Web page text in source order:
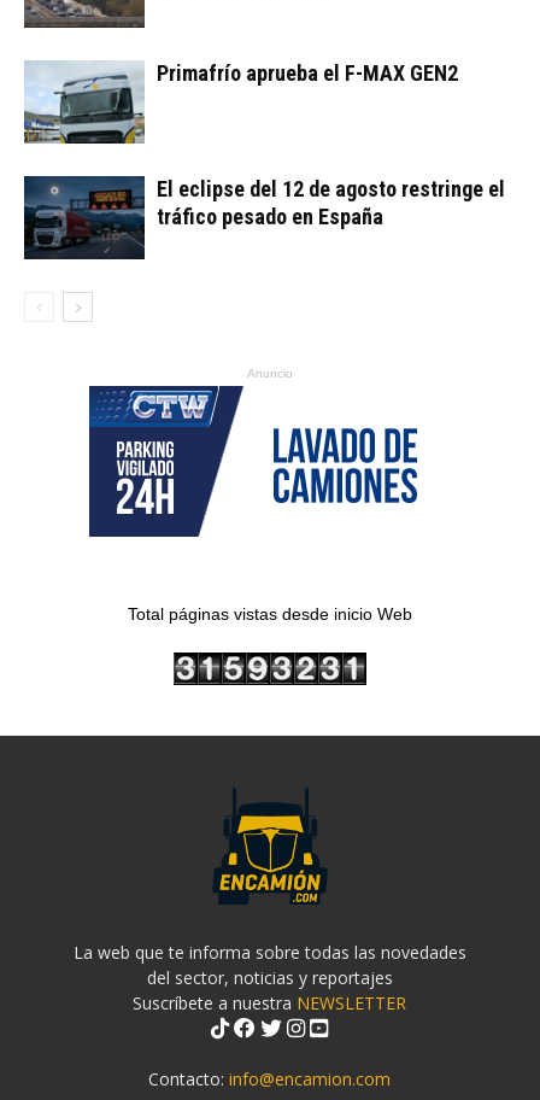
Primafrío aprueba el F-MAX GEN2
El eclipse del 12 de agosto restringe el
tráfico pesado en España
Anuncio
Total páginas vistas desde inicio Web
La web que te informa sobre todas las novedades
del sector, noticias y reportajes
Suscríbete a nuestra NEWSLETTER
Contacto:info@encamion.com